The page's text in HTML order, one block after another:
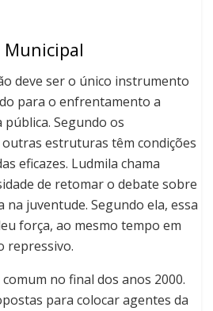
Municipal
deve ser o único instrumento
para o enfrentamento a
Segundo os
estruturas têm condições
eficazes. Ludmila chama
de retomar o debate sobre
na juventude. Segundo ela, essa
força, ao mesmo tempo em
repressivo.
no final dos anos 2000.
para colocar agentes da